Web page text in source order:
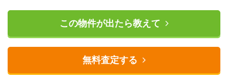
この物件が出たら教えて
無料査定する